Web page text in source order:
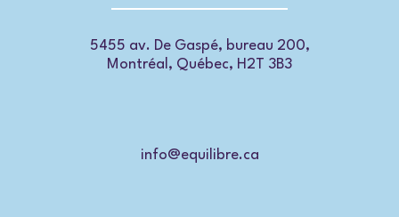
5455 av. De Gaspé, bureau 200,
Montréal, Québec, H2T 3B3
info@equilibre.ca